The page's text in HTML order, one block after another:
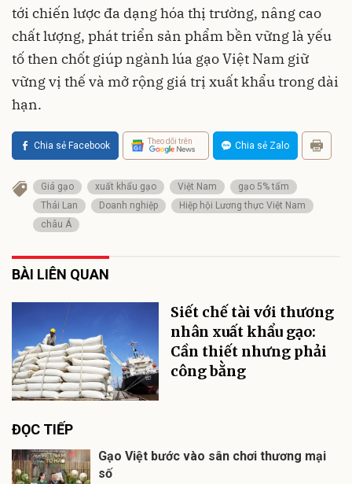
tới chiến lược đa dạng hóa thị trường, nâng cao
chất lượng, phát triển sản phẩm bền vững là yếu
tố then chốt giúp ngành lúa gạo Việt Nam giữ
vững vị thế và mở rộng giá trị xuất khẩu trong dài
hạn.
Chia sẻ Facebook Theo dõi trên Chia sẻ Zalo
Giá gạo xuất khẩu gạo Việt Nam
gạo 5% tấm
Thái Lan
Doanh nghiệp
Hiệp hội Lương thực Việt Nam
châu Á
BÀI LIÊN QUAN
Siết chế tài với thương
nhân xuất khẩu gạo:
Cần thiết nhưng phải
công bằng
ĐỌC TIẾP
Gạo Việt bước vào sân chơi thương mại
số